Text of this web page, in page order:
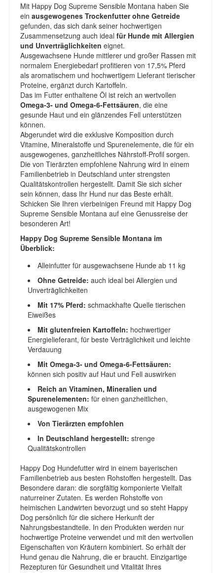
Mit Happy Dog Supreme Sensible Montana haben Sie
ein ausgewogenes Trockenfutter ohne Getreide
gefunden, das sich dank seiner hochwertigen
Zusammensetzung auch ideal für Hunde mit Allergien
und Unverträglichkeiten eignet.
Ausgewachsene Hunde mittlerer und großer Rassen mit
normalem Energiebedarf profitieren von 17,5% Pferd
als aromatischem und hochwertigem Lieferant tierischer
Proteine, ergänzt durch Kartoffeln.
Das im Futter enthaltene Öl ist reich an wertvollen
Omega-3- und Omega-6-Fettsäuren, die eine
gesunde Haut und ein glänzendes Fell unterstützen
können.
Abgerundet wird die exklusive Komposition durch
Vitamine, Mineralstoffe und Spurenelemente, die für ein
ausgewogenes, ganzheitliches Nährstoff-Profil sorgen.
Die von Tierärzten empfohlene Nahrung wird in einem
Familienbetrieb in Deutschland unter strengsten
Qualitätskontrollen hergestellt. Damit Sie sich sicher
sein können, dass Ihr Hund nur das Beste erhält.
Schicken Sie Ihren vierbeinigen Freund mit Happy Dog
Supreme Sensible Montana auf eine Genussreise der
besonderen Art!
Happy Dog Supreme Sensible Montana im
Überblick:
Alleinfutter für ausgewachsene Hunde ab 11 kg
Ohne Getreide: auch ideal bei Allergien und
Unverträglichkeiten
Mit 17% Pferd: schmackhafte Quelle tierischen
Eiweißes
Mit glutenfreien Kartoffeln: hochwertiger
Energielieferant, für beste Verträglichkeit und leichte
Verdauung
Mit Omega-3- und Omega-6-Fettsäuren:
können sich positiv auf Haut und Fell auswirken
Reich an Vitaminen, Mineralien und
Spurenelementen: für einen ganzheitlichen,
ausgewogenen Mix
Von Tierärzten empfohlen
In Deutschland hergestellt: strenge
Qualitätskontrollen
Happy Dog Hundefutter wird in einem bayerischen
Familienbetrieb aus besten Rohstoffen hergestellt. Das
Besondere daran: die sorgfältig komponierte Vielfalt
naturreiner Zutaten. Es werden Rohstoffe von
heimischen Landwirten bevorzugt und so steht Happy
Dog persönlich für die sichere Herkunft der
Nahrungsbestandteile. In den Produkten werden nur
hochwertige Proteine verwendet und mit den wertvollen
Eigenschaften von Kräutern kombiniert. So erhält der
Hund genau die Nahrung, die er braucht. Einzigartige
Rezepturen für Gesundheit und Vitalität Ihres